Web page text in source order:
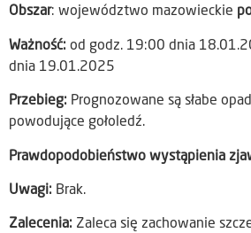
Obszar: województwo mazowieckie
Ważność: od godz. 19:00 dnia
dnia 19.01.2025
Przebieg: Prognozowane są słabe
powodujące gołoledź.
Prawdopodobieństwo wystąpienia
Uwagi: Brak.
Zalecenia: Zaleca się zachowanie